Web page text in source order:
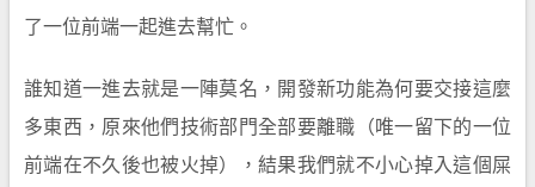
了一位前端一起進去幫忙。
誰知道一進去就是一陣莫名，開發新功能為何要交接這麼
多東西，原來他們技術部門全部要離職（唯一留下的一位
前端在不久後也被火掉），結果我們就不小心掉入這個屎